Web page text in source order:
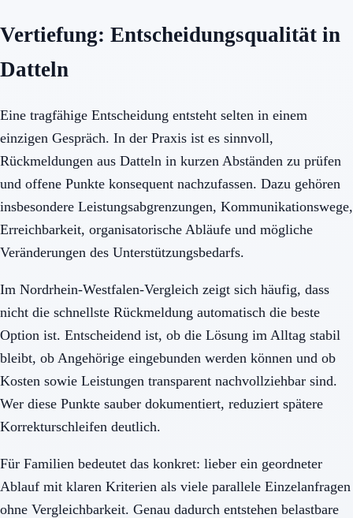
Vertiefung: Entscheidungsqualität in
Datteln
Eine tragfähige Entscheidung entsteht selten in einem
einzigen Gespräch. In der Praxis ist es sinnvoll,
Rückmeldungen aus Datteln in kurzen Abständen zu prüfen
und offene Punkte konsequent nachzufassen. Dazu gehören
insbesondere Leistungsabgrenzungen, Kommunikationswege,
Erreichbarkeit, organisatorische Abläufe und mögliche
Veränderungen des Unterstützungsbedarfs.
Im Nordrhein-Westfalen-Vergleich zeigt sich häufig, dass
nicht die schnellste Rückmeldung automatisch die beste
Option ist. Entscheidend ist, ob die Lösung im Alltag stabil
bleibt, ob Angehörige eingebunden werden können und ob
Kosten sowie Leistungen transparent nachvollziehbar sind.
Wer diese Punkte sauber dokumentiert, reduziert spätere
Korrekturschleifen deutlich.
Für Familien bedeutet das konkret: lieber ein geordneter
Ablauf mit klaren Kriterien als viele parallele Einzelanfragen
ohne Vergleichbarkeit. Genau dadurch entstehen belastbare